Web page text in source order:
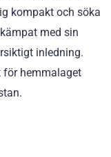
kompakt och söka
med sin
inledning.
för hemmalaget